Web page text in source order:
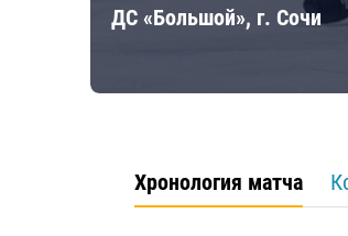
ДС «Большой», г. Сочи
Хронология матча